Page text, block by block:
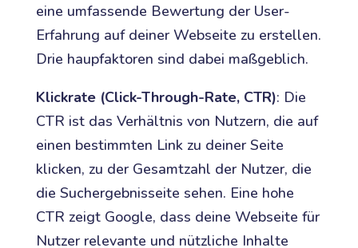
eine umfassende Bewertung der User-
Erfahrung auf deiner Webseite zu erstellen.
Drie haupfaktoren sind dabei maßgeblich.
Klickrate (Click-Through-Rate, CTR): Die
CTR ist das Verhältnis von Nutzern, die auf
einen bestimmten Link zu deiner Seite
klicken, zu der Gesamtzahl der Nutzer, die
die Suchergebnisseite sehen. Eine hohe
CTR zeigt Google, dass deine Webseite für
Nutzer relevante und nützliche Inhalte